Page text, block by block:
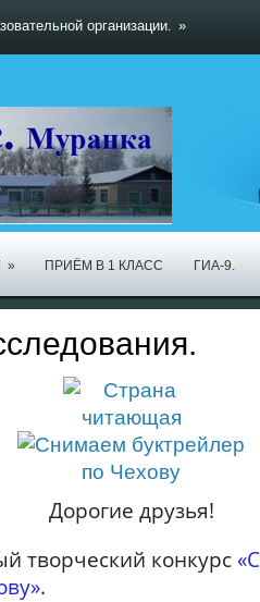
организации. »
» ПРИЁМ В 1 КЛАСС ГИА-9.
Дорогие друзья!
творческий конкурс
.